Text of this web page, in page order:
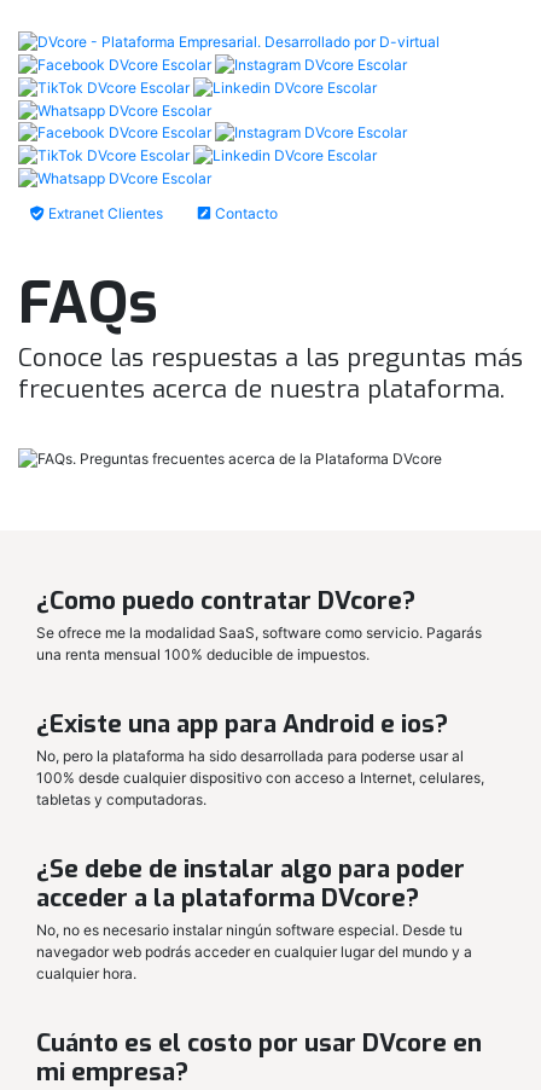
Extranet Clientes Contacto
FAQs
Conoce las respuestas a las preguntas más
frecuentes acerca de nuestra plataforma.
¿Como puedo contratar DVcore?
Se ofrece me la modalidad SaaS, software como servicio. Pagarás
una renta mensual 100% deducible de impuestos.
¿Existe una app para Android e ios?
No, pero la plataforma ha sido desarrollada para poderse usar al
100% desde cualquier dispositivo con acceso a Internet, celulares,
tabletas y computadoras.
¿Se debe de instalar algo para poder
acceder a la plataforma DVcore?
No, no es necesario instalar ningún software especial. Desde tu
navegador web podrás acceder en cualquier lugar del mundo y a
cualquier hora.
Cuánto es el costo por usar DVcore en
mi empresa?